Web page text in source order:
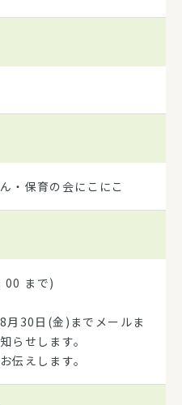
・保育の会にこにこ
00 まで)
30日(金)までメールま
らせします。
伝えします。